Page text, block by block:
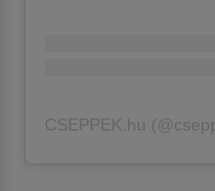
CSEPPEK.hu (@